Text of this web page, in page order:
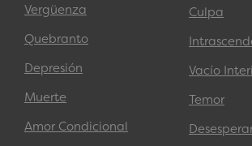
Vergüenza
Quebranto
Depresión
Muerte
Amor Condicional
Culpa
Vacío
Temor